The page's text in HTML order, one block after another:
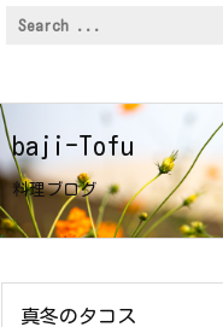
baji-Tofu
料理ブログ
真冬のタコス